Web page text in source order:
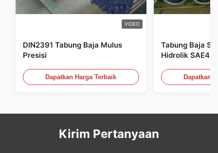
VIDEO
DIN2391 Tabung Baja Mulus
Presisi
Dapatkan Harga Terbaik
Tabung Baja
Hidrolik
Dapatkan
Kirim Pertanyaan